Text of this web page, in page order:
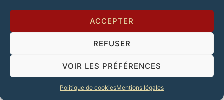
ACCEPTER
REFUSER
VOIR LES PRÉFÉRENCES
Politique de cookiesMentions légales